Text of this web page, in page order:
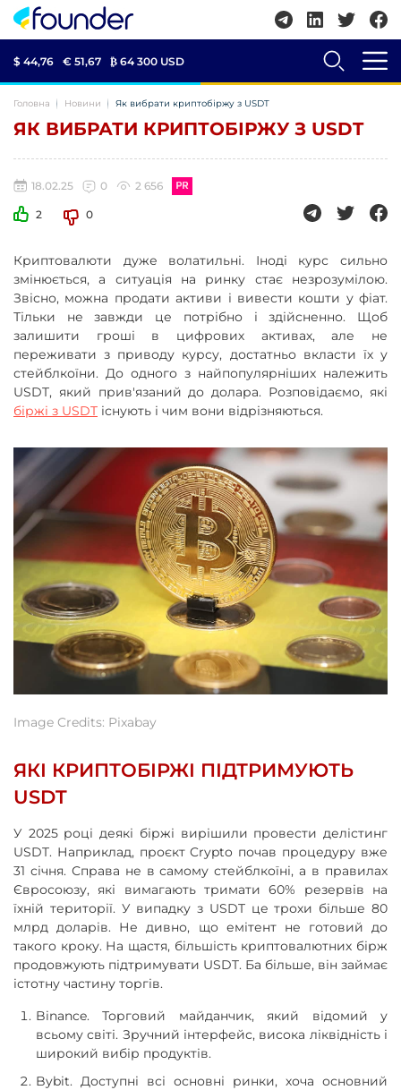
$ 44,76 € 51,67 ₿ 64 300 USD
Головна Новини Як вибрати криптобіржу з USDT
ЯК ВИБРАТИ КРИПТОБІРЖУ З USDT
18.02.25 0 2 656
2 0
Криптовалюти дуже волатильні. Іноді курс сильно
змінюється, а ситуація на ринку стає незрозумілою.
Звісно, можна продати активи і вивести кошти у фіат.
Тільки не завжди це потрібно і здійсненно. Щоб
залишити гроші в цифрових активах, але не
переживати з приводу курсу, достатньо вкласти їх у
стейблкоїни. До одного з найпопулярніших належить
USDT, який прив'язаний до долара. Розповідаємо, які
біржі з USDT існують і чим вони відрізняються.
Image Credits: Pixabay
ЯКІ КРИПТОБІРЖІ ПІДТРИМУЮТЬ
USDT
У 2025 році деякі біржі вирішили провести делістинг
USDT. Наприклад, проєкт Crypto почав процедуру вже
31 січня. Справа не в самому стейблкоїні, а в правилах
Євросоюзу, які вимагають тримати 60% резервів на
їхній території. У випадку з USDT це трохи більше 80
млрд доларів. Не дивно, що емітент не готовий до
такого кроку. На щастя, більшість криптовалютних бірж
продовжують підтримувати USDT. Ба більше, він займає
істотну частину торгів.
Binance. Торговий майданчик, який відомий у
всьому світі. Зручний інтерфейс, висока ліквідність і
широкий вибір продуктів.
Bybit. Доступні всі основні ринки, хоча основний